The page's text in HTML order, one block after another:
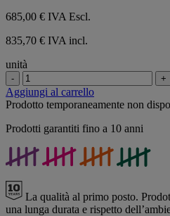
685,00 € IVA Escl.
835,70 € IVA incl.
unità
- +
Aggiungi al carrello
Prodotto temporaneamente non
Prodotti garantiti fino a 10 anni
La qualità al primo posto.
una lunga durata e rispetto